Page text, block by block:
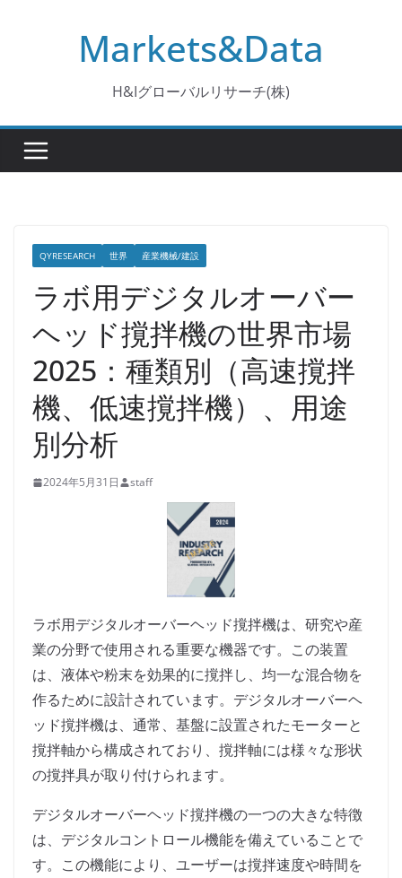
Markets&Data
H&Iグローバルリサーチ(株)
QYRESEARCH 世界 産業機械/建設
ラボ用デジタルオーバー
ヘッド撹拌機の世界市場
2025：種類別（高速撹拌
機、低速撹拌機）、用途
別分析
2024年5月31日 staff
ラボ用デジタルオーバーヘッド撹拌機は、研究や産
業の分野で使用される重要な機器です。この装置
は、液体や粉末を効果的に撹拌し、均一な混合物を
作るために設計されています。デジタルオーバーヘ
ッド撹拌機は、通常、基盤に設置されたモーターと
撹拌軸から構成されており、撹拌軸には様々な形状
の撹拌具が取り付けられます。
デジタルオーバーヘッド撹拌機の一つの大きな特徴
は、デジタルコントロール機能を備えていることで
す。この機能により、ユーザーは撹拌速度や時間を